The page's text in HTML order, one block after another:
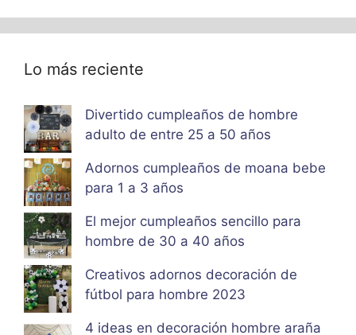
Lo más reciente
Divertido cumpleaños de hombre
adulto de entre 25 a 50 años
Adornos cumpleaños de moana bebe
para 1 a 3 años
El mejor cumpleaños sencillo para
hombre de 30 a 40 años
Creativos adornos decoración de
fútbol para hombre 2023
4 ideas en decoración hombre araña